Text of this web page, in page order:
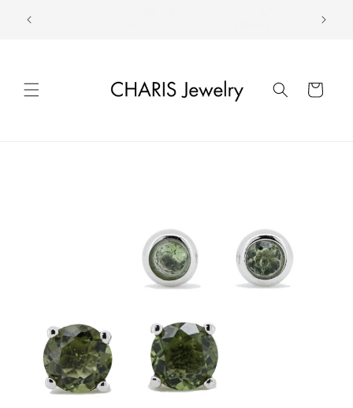
ンツに
ー